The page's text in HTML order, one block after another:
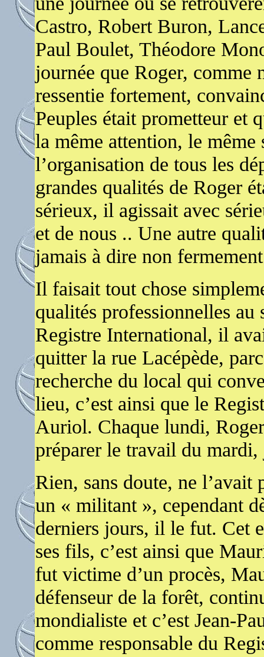
Castro, Robert Buron,
Paul Boulet, Théodore
journée que Roger, comme
ressentie fortement,
Peuples était prometteur et
la même attention, le
l’organisation de tous les
grandes qualités de Roger
sérieux, il agissait avec
et de nous .. Une autre
jamais à dire non
Il faisait tout chose
qualités professionnelles au
Registre International, il
quitter la rue Lacépède,
recherche du local qui
lieu, c’est ainsi que le
Auriol. Chaque lundi,
préparer le travail du
Rien, sans doute, ne l’avait
un « militant », cependant
derniers jours, il le fut. Cet
ses fils, c’est ainsi que
fut victime d’un procès,
défenseur de la forêt,
mondialiste et c’est Jean-
comme responsable du